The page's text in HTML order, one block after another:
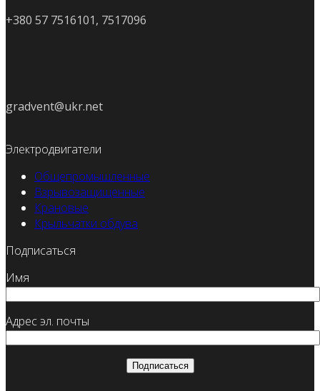
+380 57 7516101, 7517096
gradvent@ukr.net
Электродвигатели
Общепромышленные
Взрывозащищенные
Крановые
Крыльчатки обдува
Подписаться
Имя
Адрес эл. почты